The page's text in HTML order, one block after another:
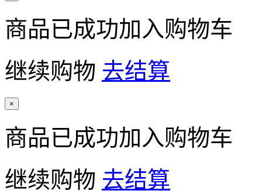
商品已成功加入购物车
继续购物 去结算
×
商品已成功加入购物车
继续购物 去结算